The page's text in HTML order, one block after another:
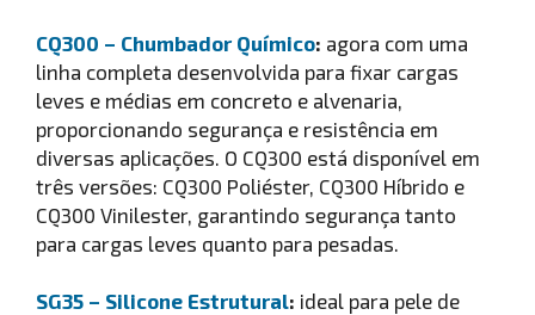
CQ300 – Chumbador Químico: agora com uma
linha completa desenvolvida para fixar cargas
leves e médias em concreto e alvenaria,
proporcionando segurança e resistência em
diversas aplicações. O CQ300 está disponível em
três versões: CQ300 Poliéster, CQ300 Híbrido e
CQ300 Vinilester, garantindo segurança tanto
para cargas leves quanto para pesadas.
SG35 – Silicone Estrutural: ideal para pele de